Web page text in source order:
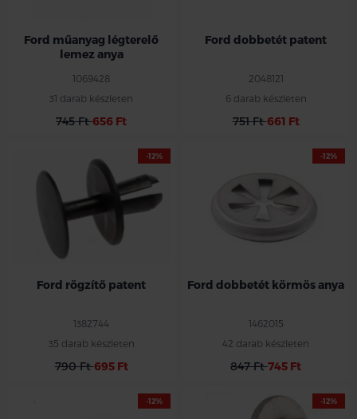
Ford műanyag légterelő
lemez anya
1069428
31 darab készleten
745 Ft656 Ft
Ford dobbetét patent
2048121
6 darab készleten
751 Ft661 Ft
-12%
Ford rögzítő patent
1382744
35 darab készleten
790 Ft695 Ft
-12%
Ford dobbetét körmös anya
1462015
42 darab készleten
847 Ft745 Ft
-12% -12%